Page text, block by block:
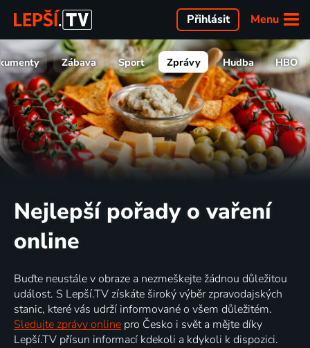
Menu
Přihlásit
Zábava Sport Zprávy Hudba HBO
Nejlepší pořady o vaření
online
Buďte neustále v obraze a nezmeškejte žádnou důležitou
událost. S Lepší.TV získáte široký výběr zpravodajských
stanic, které vás udrží informované o všem důležitém.
Sledujte zprávy online pro Česko i svět a mějte díky
Lepší.TV přísun informací kdekoli a kdykoli k dispozici.